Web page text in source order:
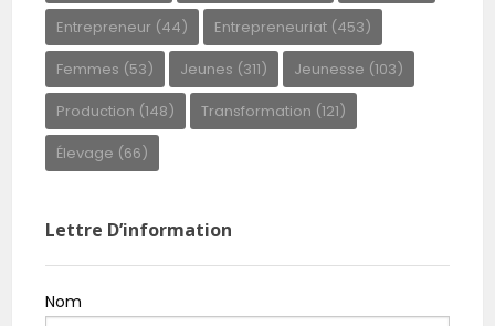
Entrepreneur (44) Entrepreneuriat (453)
Femmes (53) Jeunes (311) Jeunesse (103)
Production (148) Transformation (121)
Élevage (66)
Lettre D’information
Nom